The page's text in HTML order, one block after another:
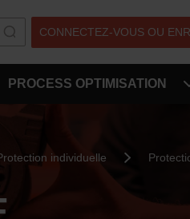
CONNECTEZ-VOUS OU
PROCESS OPTIMISATION
individuelle